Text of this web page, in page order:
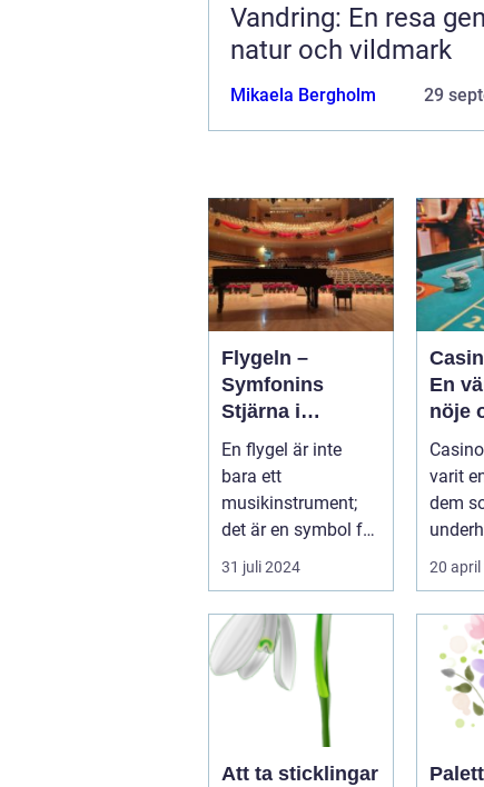
Vandring: En resa
natur och vildmark
Mikaela Bergholm 29
Flygeln –
Symfonins
Stjärna i
Vardagsrummet
En flygel är inte
bara ett
musikinstrument;
det är en symbol för
elegans, kulturelt
a...
31 juli 2024
En
nöje
varit
dem
en
20
Att ta sticklingar